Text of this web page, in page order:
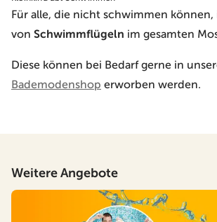
Für alle, die nicht schwimmen können,
von Schwimmflügeln im gesamten
Diese können bei Bedarf gerne in
Bademodenshop erworben werden.
Weitere Angebote